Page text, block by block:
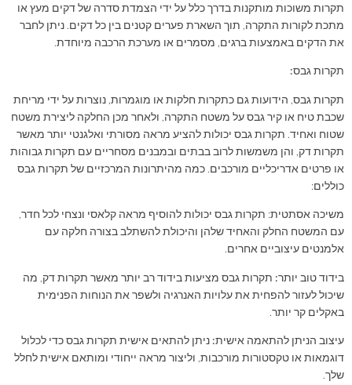
תקרות משוכות מותקנות בדרך כלל על ידי הצמדת סדרה של דקים מעץ או
מתכת לקורות התקרה, תוך השארת פערים קטנים בין כל דקים. ניתן לחבר
את הדקים באמצעות ברגים, מסמרים או מערכת הרכבה מיוחדת.
תקרות גבס:
תקרות גבס, הידועות גם כתקרות חלקות או מוגמרות, נוצרות על ידי מריחת
שכבת טיח או קיר גבס על משטח התקרה, ולאחר מכן החלקה ליצירת משטח
שטוח ואחיד. תקרות גבס יכולות להציע מראה מסורתי ואלגנטי יותר מאשר
תקרות דק, והן משמשות לרוב בבתים ובמבנים מסחריים עם תקרות גבוהות
או פרטים אדריכליים מורכבים. כמה מהיתרונות המרכזיים של תקרות גבס
כוללים:
משיכה אסתטית: תקרות גבס יכולות להוסיף מראה קלאסי ונצחי לכל חדר,
עם המשטח החלק והאחיד שלהן והיכולת להשתלב בצורה חלקה עם
אלמנטים עיצוביים אחרים.
בידוד טוב יותר: תקרות גבס מציעות בידוד רב יותר מאשר תקרות דק, מה
שיכול לעזור להפחית את עלויות האנרגיה ולשפר את הנוחות הפנימית
באקלים קר יותר.
עיצוב הניתן להתאמה אישית: ניתן להתאים אישית תקרות גבס כדי לכלול
דוגמאות או טקסטורות מורכבות, וליצור מראה ייחודי ומותאם אישית לחלל
שלך.